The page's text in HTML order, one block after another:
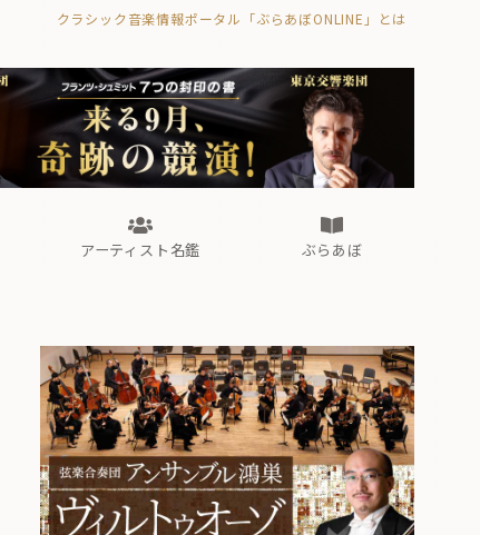
クラシック音楽情報ポータル「ぶらあぼONLINE」とは
ぶらあぼブラス！
フォルテピアノ・オデッセイ
アーティスト名鑑 ぶらあぼ
ぶらあぼブラス！
フォルテピアノ・オデッセイ